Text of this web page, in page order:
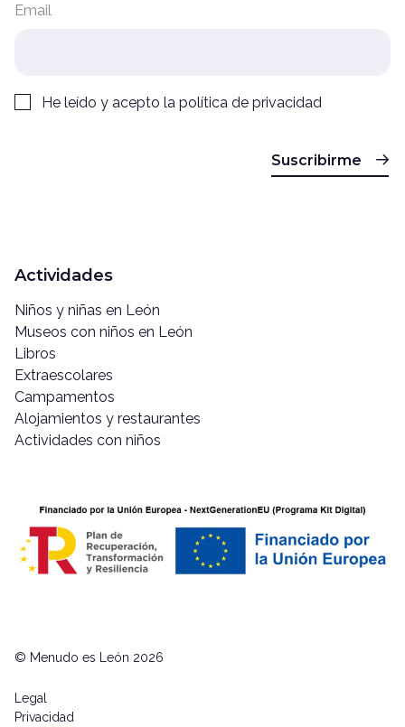
Email
He leído y acepto la política de privacidad
Suscribirme
Actividades
Niños y niñas en León
Museos con niños en León
Libros
Extraescolares
Campamentos
Alojamientos y restaurantes
Actividades con niños
© Menudo es León 2026
Legal
Privacidad